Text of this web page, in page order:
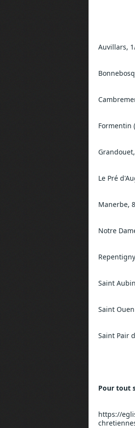
Auvillars,
Formentin
Le Pré
Manerbe,
Notre
Saint
Saint
Saint Pair
Pour tout
https://